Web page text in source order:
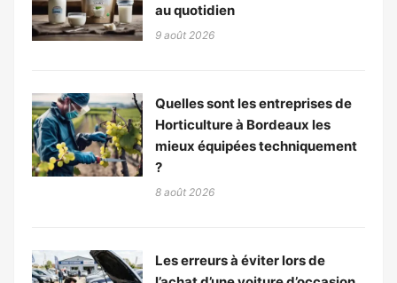
au quotidien
9 août 2026
Quelles sont les entreprises de
Horticulture à Bordeaux les
mieux équipées techniquement
?
8 août 2026
Les erreurs à éviter lors de